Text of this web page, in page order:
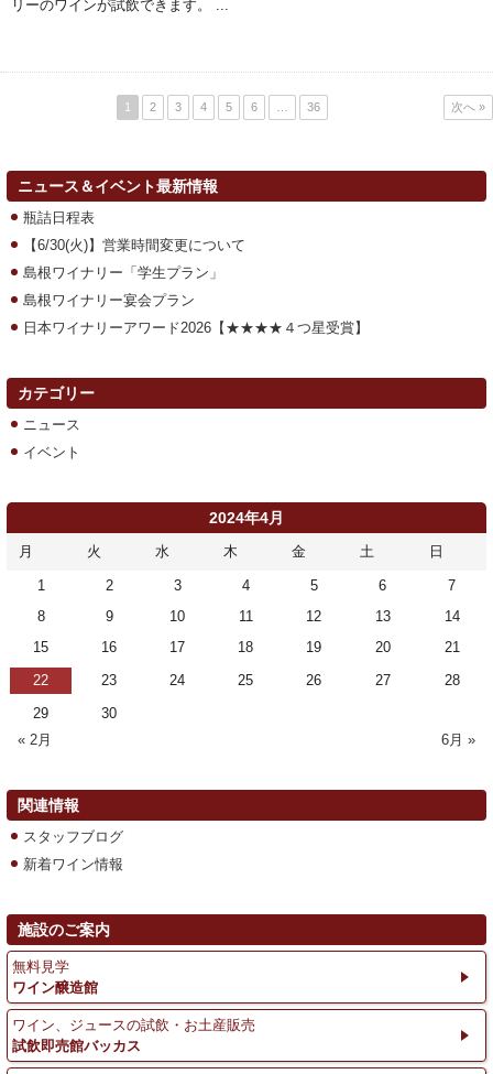
リーのワインが試飲できます。 ...
1 2 3 4 5 6 36 次へ »
ニュース＆イベント最新情報
瓶詰日程表
【6/30(火)】営業時間変更について
島根ワイナリー「学生プラン」
島根ワイナリー宴会プラン
日本ワイナリーアワード2026【★★★★４つ星受賞】
カテゴリー
ニュース
イベント
2024年4月
月 火 水 木 金 土 日
« 2月 6月 »
1 2 3 4 5 6
7
8
9 10 11 12 13
14
15
16 17 18 19 20
21
22
23 24 25 26 27
28
29
30
関連情報
スタッフブログ
新着ワイン情報
施設のご案内
無料見学
ワイン醸造館
ワイン、ジュースの試飲・お土産販売
試飲即売館バッカス